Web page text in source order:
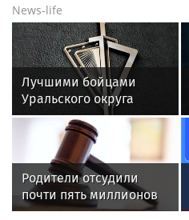
News-life
Лучшими бойцами
Уральского округа
Росгвардии стали
военнослужащие
озерского соединения
по охране важных
государственных
объектов
Родители отсудили
почти пять миллионов
рублей у детсада в